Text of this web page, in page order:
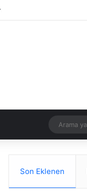
Son Eklenen